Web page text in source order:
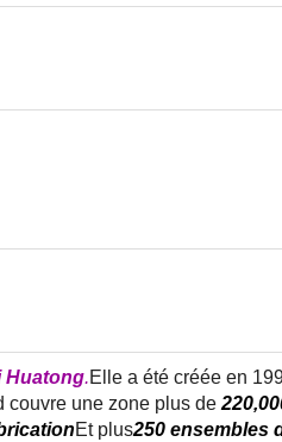
Huatong.Elle a été créée en
couvre une zone plus de
Et plus250 ensembles